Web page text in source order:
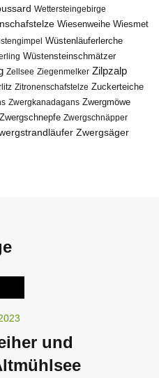
Wettersteingebirge
Wiesenweihe Wiesmet
Wüstenläuferlerche
Wüstensteinschmätzer
Zellsee Ziegenmelker Zilpzalp
Zitronenschafstelze Zuckerteiche
Zwergkanadagans Zwergmöwe
Zwergschnepfe Zwergschnäpper
Zwergsäger
und